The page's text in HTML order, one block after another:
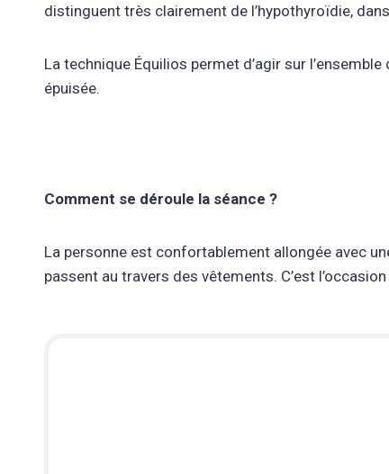
distinguent très clairement de l’hypothyroïdie,
La technique Équilios permet d’agir sur
épuisée.
Comment se déroule la séance ?
La personne est confortablement allongée avec
passent au travers des vêtements. C’est